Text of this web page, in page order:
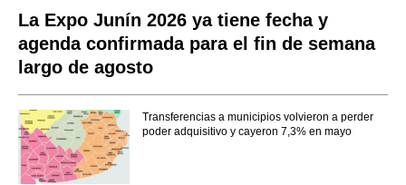
La Expo Junín 2026 ya tiene fecha y
agenda confirmada para el fin de semana
largo de agosto
Transferencias a municipios volvieron a perder
poder adquisitivo y cayeron 7,3% en mayo